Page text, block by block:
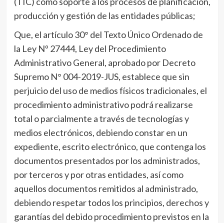
producción y gestión de las entidades públicas;
Que, el artículo 30° del Texto Único Ordenado de
la Ley Nº 27444, Ley del Procedimiento
Administrativo General, aprobado por Decreto
Supremo N° 004-2019-JUS, establece que sin
perjuicio del uso de medios físicos tradicionales, el
procedimiento administrativo podrá realizarse
total o parcialmente a través de tecnologías y
medios electrónicos, debiendo constar en un
expediente, escrito electrónico, que contenga los
documentos presentados por los administrados,
por terceros y por otras entidades, así como
aquellos documentos remitidos al administrado,
debiendo respetar todos los principios, derechos y
garantías del debido procedimiento previstos en la